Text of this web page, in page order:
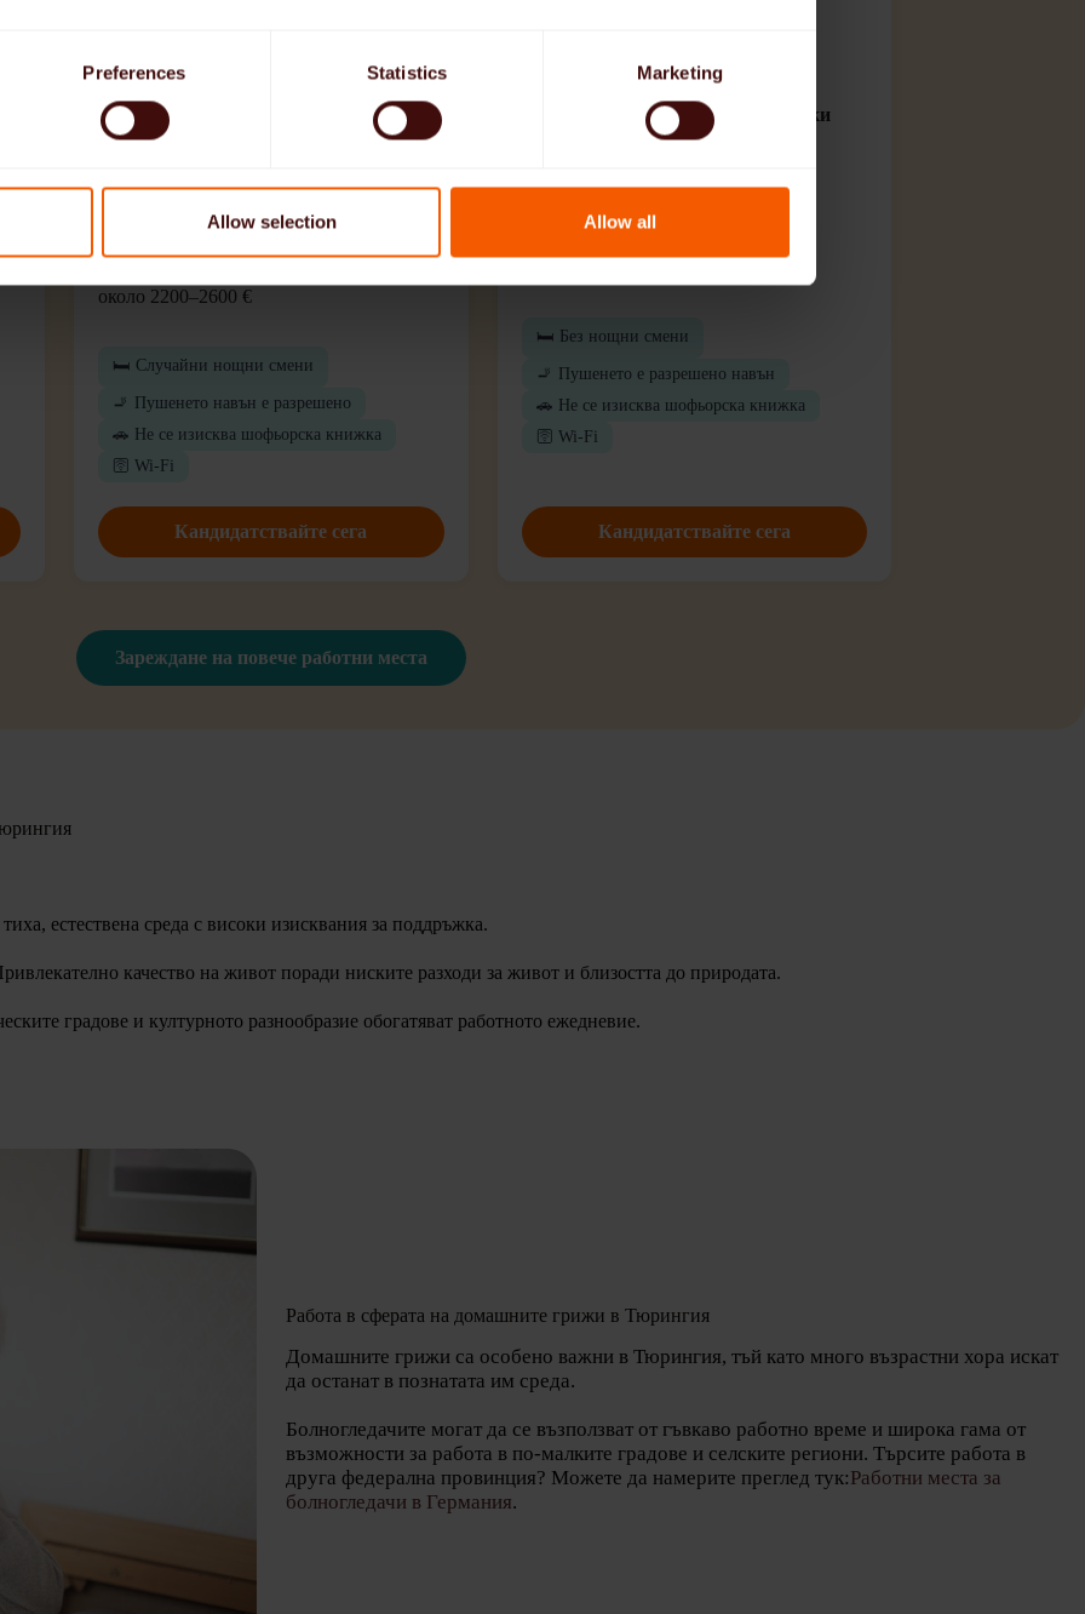
Preferences Statistics Marketing
Allow selection Allow all
👴 Лице, нуждаещо се от грижи:
🗣️ Необходими познания по немски
💶 Твоята възможна заплата:
около 2200–2600 €
🛏️ Случайни нощни смени
🚬 Пушенето навън е разрешено
🚗 Не се изисква шофьорска книжка
🛜 Wi-Fi
Кандидатствайте сега
Мъж, 84 години
🗣️ Необходими познания по немски
💶 Твоята възможна заплата:
🛏️ Без нощни смени
🚬 Пушенето е разрешено навън
🚗 Не се изисква шофьорска книжка
🛜 Wi-Fi
Кандидатствайте сега
Зареждане на повече работни места
тиха, естествена среда с високи изисквания за поддръжка.
качество на живот поради ниските разходи за живот и близостта до природата.
градове и културното разнообразие обогатяват работното ежедневие.
Работа в сферата на домашните грижи в Тюрингия
Домашните грижи са особено важни в Тюрингия, тъй като много възрастни хора искат
да останат в познатата им среда.
Болногледачите могат да се възползват от гъвкаво работно време и широка гама от
възможности за работа в по-малките градове и селските региони. Търсите работа в
друга федерална провинция? Можете да намерите преглед тук:Работни места за
болногледачи в Германия.